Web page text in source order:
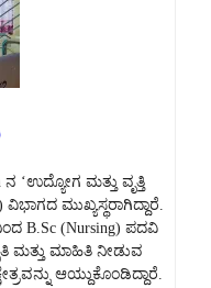
ನ ‘ಉದ್ಯೋಗ ಮತ್ತು ವೃತ್ತಿ
ಮುಖ್ಯಸ್ಥರಾಗಿದ್ದಾರೆ.
B.Sc (Nursing) ಪದವಿ
ಮತ್ತು ಮಾಹಿತಿ ನೀಡುವ
ಆಯ್ದುಕೊಂಡಿದ್ದಾರೆ.